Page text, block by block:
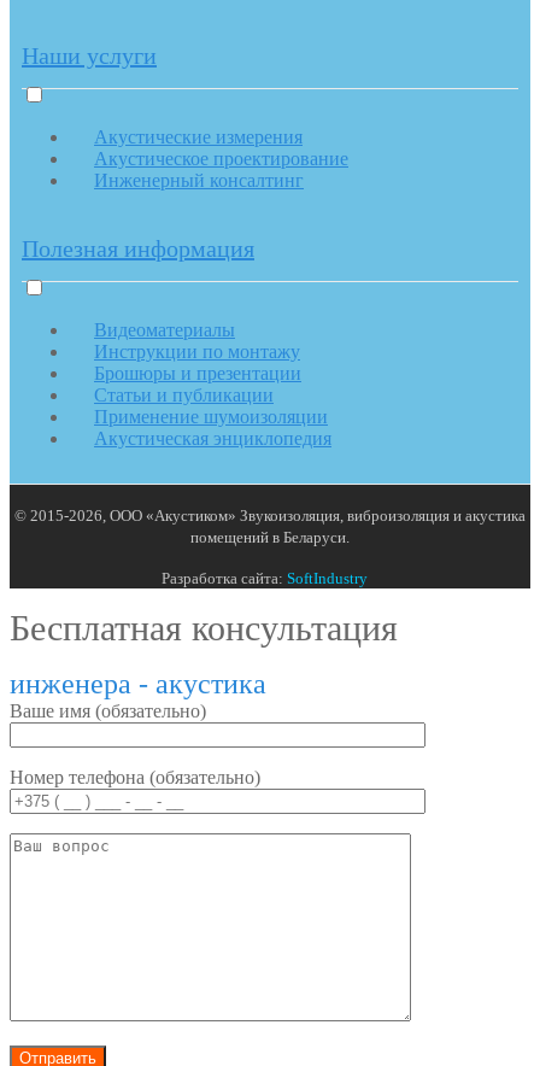
Наши услуги
Акустические измерения
Акустическое проектирование
Инженерный консалтинг
Полезная информация
Видеоматериалы
Инструкции по монтажу
Брошюры и презентации
Статьи и публикации
Применение шумоизоляции
Акустическая энциклопедия
© 2015-2026, ООО «Акустиком» Звукоизоляция, виброизоляция и акустика
помещений в Беларуси.
Разработка сайта: SoftIndustry
Бесплатная консультация
инженера - акустика
Ваше имя (обязательно)
Номер телефона (обязательно)